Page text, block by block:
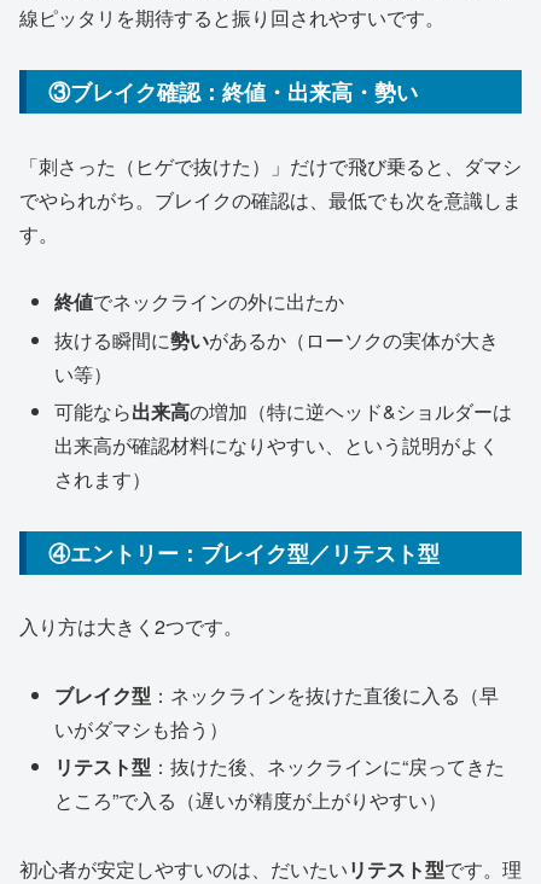
線ピッタリを期待すると振り回されやすいです。
③ブレイク確認：終値・出来高・勢い
「刺さった（ヒゲで抜けた）」だけで飛び乗ると、ダマシ
でやられがち。ブレイクの確認は、最低でも次を意識しま
す。
終値でネックラインの外に出たか
抜ける瞬間に勢いがあるか（ローソクの実体が大き
い等）
可能なら出来高の増加（特に逆ヘッド&ショルダーは
出来高が確認材料になりやすい、という説明がよく
されます）
④エントリー：ブレイク型／リテスト型
入り方は大きく2つです。
ブレイク型 ：ネックラインを抜けた直後に入る（早
いがダマシも拾う）
リテスト型 ：抜けた後、ネックラインに“戻ってきた
ところ”で入る（遅いが精度が上がりやすい）
初心者が安定しやすいのは、だいたいリテスト型です。理